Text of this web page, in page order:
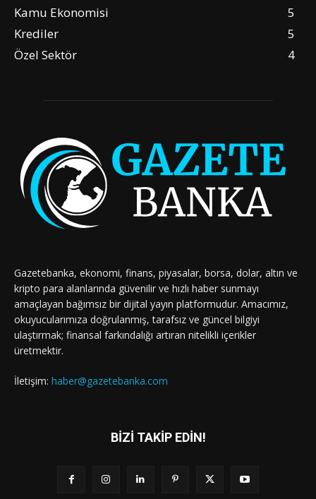
Kamu Ekonomisi
5
Krediler
5
Özel Sektör
4
Gazetebanka, ekonomi, finans, piyasalar, borsa, dolar, altın ve
kripto para alanlarında güvenilir ve hızlı haber sunmayı
amaçlayan bağımsız bir dijital yayın platformudur. Amacımız,
okuyucularımıza doğrulanmış, tarafsız ve güncel bilgiyi
ulaştırmak; finansal farkındalığı artıran nitelikli içerikler
üretmektir.
İletişim: haber@gazetebanka.com
BİZİ TAKİP EDİN!